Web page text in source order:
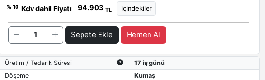
% 10 Kdv dahil Fiyatı 94.903TL
Sepete Ekle Hemen Al
Üretim / Tedarik Süresi
17 iş günü
Döşeme
Kumaş